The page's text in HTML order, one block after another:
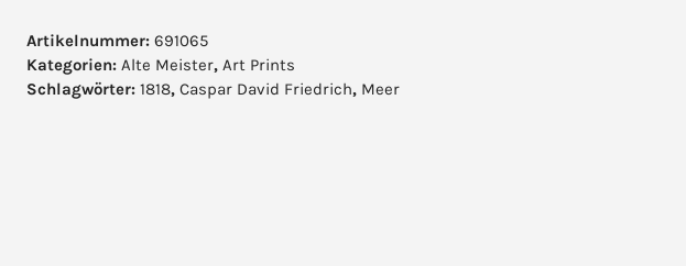
Bild
"Der
Wanderer
Artikelnummer: 691065
Kategorien: Alte Meister, Art Prints
Schlagwörter: 1818, Caspar David Friedrich, Meer